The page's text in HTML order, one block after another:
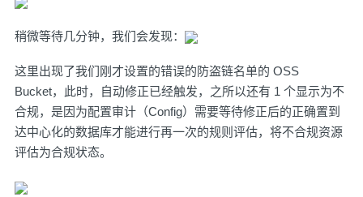
稍微等待几分钟，我们会发现：
这里出现了我们刚才设置的错误的防盗链名单的 OSS
Bucket，此时，自动修正已经触发，之所以还有 1 个显示为不
合规，是因为配置审计（Config） 需要等待修正后的正确置到
达中心化的数据库才能进行再一次的规则评估，将不合规资源
评估为合规状态。